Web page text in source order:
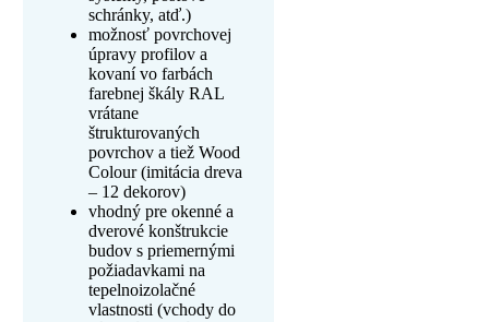
schránky, atď.)
možnosť povrchovej
úpravy profilov a
kovaní vo farbách
farebnej škály RAL
vrátane
štrukturovaných
povrchov a tiež Wood
Colour (imitácia dreva
– 12 dekorov)
vhodný pre okenné a
dverové konštrukcie
budov s priemernými
požiadavkami na
tepelnoizolačné
vlastnosti (vchody do